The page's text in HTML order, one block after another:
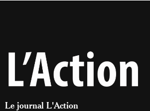
Le journal L'Action